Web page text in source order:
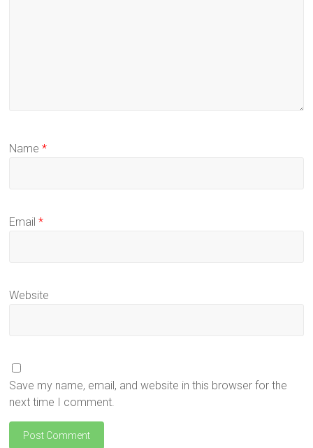
Name*
Email*
Website
Save my name, email, and website in this browser for the
next time I comment.